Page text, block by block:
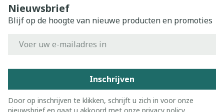
Nieuwsbrief
Blijf op de hoogte van nieuwe producten en promoties
Inschrijven
Door op inschrijven te klikken, schrijft u zich in voor onze